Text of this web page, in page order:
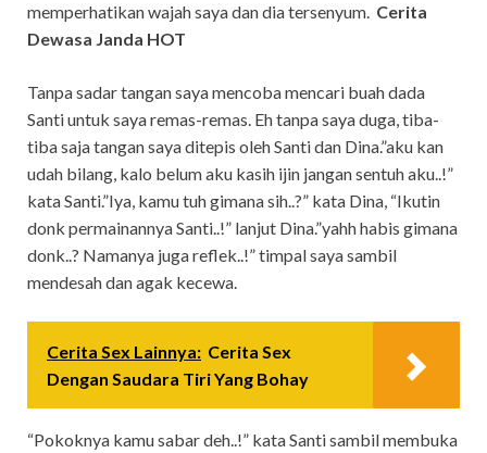
memperhatikan wajah saya dan dia tersenyum. Cerita
Dewasa Janda HOT
Tanpa sadar tangan saya mencoba mencari buah dada
Santi untuk saya remas-remas. Eh tanpa saya duga, tiba-
tiba saja tangan saya ditepis oleh Santi dan Dina.”aku kan
udah bilang, kalo belum aku kasih ijin jangan sentuh aku..!”
kata Santi.”Iya, kamu tuh gimana sih..?” kata Dina, “Ikutin
donk permainannya Santi..!” lanjut Dina.”yahh habis gimana
donk..? Namanya juga reflek..!” timpal saya sambil
mendesah dan agak kecewa.
Cerita Sex Lainnya: Cerita Sex
Dengan Saudara Tiri Yang Bohay
“Pokoknya kamu sabar deh..!” kata Santi sambil membuka